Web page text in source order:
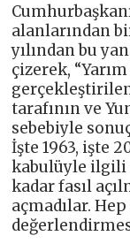
alanlarından
yılından bu
çizerek,
tarafının ve
sebebiyle
İşte 1963, işte
kabulüyle ilgili
kadar fasıl
açmadılar.